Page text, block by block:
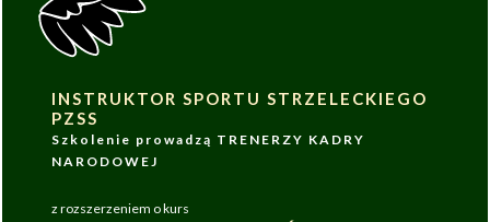
INSTRUKTOR SPORTU STRZELECKIEGO
PZSS
Szkolenie prowadzą TRENERZY KADRY
NARODOWEJ
z rozszerzeniem o kurs